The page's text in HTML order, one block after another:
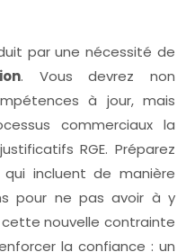
par une nécessité de
. Vous devrez non
à jour, mais
commerciaux la
RGE. Préparez
incluent de manière
pour ne pas avoir à y
nouvelle contrainte
la confiance : un